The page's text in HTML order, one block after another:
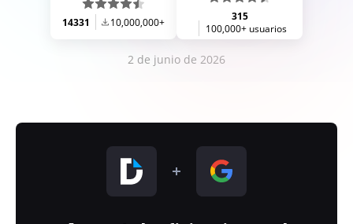
14331 10,000,000+
315
100,000+ usuarios
2 de junio de 2026